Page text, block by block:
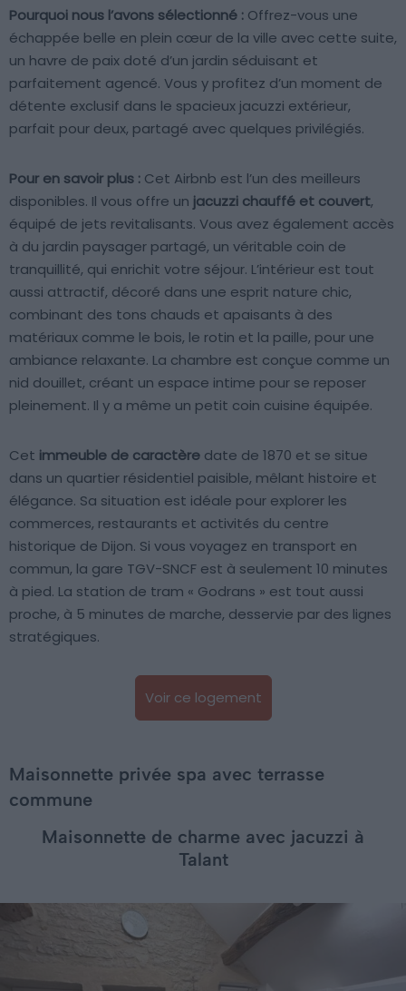
Pourquoi nous l’avons sélectionné : Offrez-vous une
échappée belle en plein cœur de la ville avec cette suite,
un havre de paix doté d’un jardin séduisant et
parfaitement agencé. Vous y profitez d’un moment de
détente exclusif dans le spacieux jacuzzi extérieur,
parfait pour deux, partagé avec quelques privilégiés.
Pour en savoir plus : Cet Airbnb est l’un des meilleurs
disponibles. Il vous offre un jacuzzi chauffé et couvert,
équipé de jets revitalisants. Vous avez également accès
à du jardin paysager partagé, un véritable coin de
tranquillité, qui enrichit votre séjour. L’intérieur est tout
aussi attractif, décoré dans une esprit nature chic,
combinant des tons chauds et apaisants à des
matériaux comme le bois, le rotin et la paille, pour une
ambiance relaxante. La chambre est conçue comme un
nid douillet, créant un espace intime pour se reposer
pleinement. Il y a même un petit coin cuisine équipée.
Cet immeuble de caractère date de 1870 et se situe
dans un quartier résidentiel paisible, mêlant histoire et
élégance. Sa situation est idéale pour explorer les
commerces, restaurants et activités du centre
historique de Dijon. Si vous voyagez en transport en
commun, la gare TGV-SNCF est à seulement 10 minutes
à pied. La station de tram « Godrans » est tout aussi
proche, à 5 minutes de marche, desservie par des lignes
stratégiques.
Voir ce logement
Maisonnette privée spa avec terrasse
commune
Maisonnette de charme avec jacuzzi à
Talant